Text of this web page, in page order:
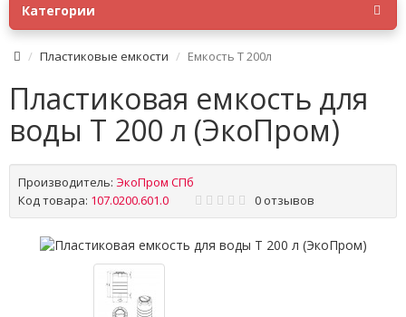
Категории
Пластиковые емкости Емкость T 200л
Пластиковая емкость для
воды T 200 л (ЭкоПром)
Производитель: ЭкоПром СПб
Код товара: 107.0200.601.0 0 отзывов